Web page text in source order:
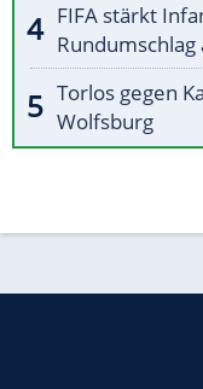
FIFA stärkt
Rundumschlag
Torlos gegen
Wolfsburg